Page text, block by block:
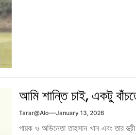
আমি শান্তি চাই, একটু
Tarar@alo January 13, 2026
গায়ক ও অভিনেতা তাহসান খান এবং তার